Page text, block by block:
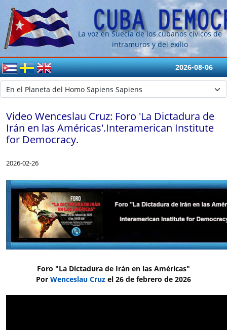
La voz en Suecia de los cubanos cívicos de
intramuros y del exílio
2026-08-06
Video Wenceslau Cruz: Foro 'La Dictadura de
Irán en las Américas'.Interamerican Institute
for Democracy.
2026-02-26
Foro "La Dictadura de Irán en las Américas"
Por Wenceslau Cruz el 26 de febrero de 2026